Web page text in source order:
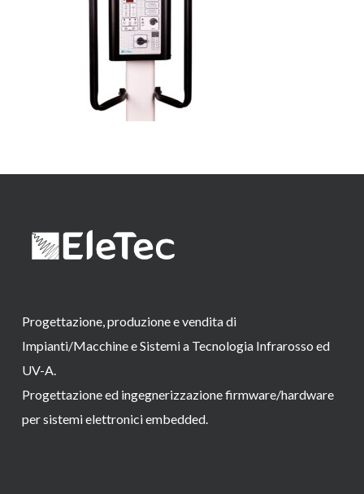
Progettazione, produzione e vendita di
Impianti/Macchine e Sistemi a Tecnologia Infrarosso ed
UV-A.
Progettazione ed ingegnerizzazione firmware/hardware
per sistemi elettronici embedded.